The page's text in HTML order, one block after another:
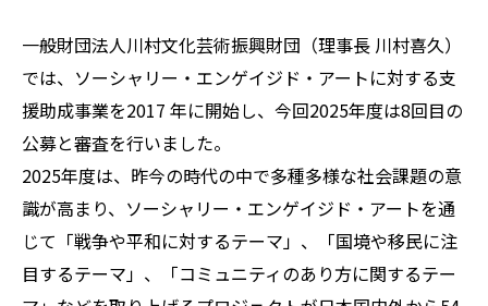
一般財団法人川村文化芸術振興財団（理事長 川村喜久）
では、ソーシャリー・エンゲイジド・アートに対する支
援助成事業を2017 年に開始し、今回2025年度は8回目の
公募と審査を行いました。
2025年度は、昨今の時代の中で多種多様な社会課題の意
識が高まり、ソーシャリー・エンゲイジド・アートを通
じて「戦争や平和に対するテーマ」、「国境や移民に注
目するテーマ」、「コミュニティのあり方に関するテー